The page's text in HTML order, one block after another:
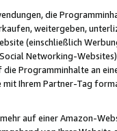
die
weitergeben,
(einschließlich
Networking-
Programminhalte an
Ihrem Partner-Tag
auf einer Amazon-